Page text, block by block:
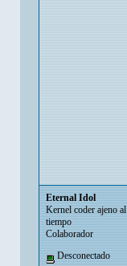
Eternal Idol
Kernel coder ajeno al
tiempo
Colaborador
Desconectado